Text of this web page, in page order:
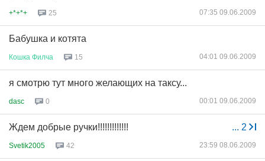
+*+*+ 25 07:35 09.06.2009
Бабушка и котята
Кошка Филча 15 04:01 09.06.2009
я смотрю тут много желающих на таксу...
dasc 0 00:01 09.06.2009
... 2
Ждем добрые ручки!!!!!!!!!!!!!
Svetik2005 42 23:59 08.06.2009